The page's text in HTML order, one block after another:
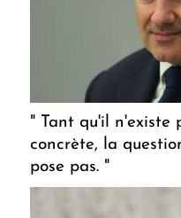
" Tant qu'il n'existe
concrète, la
pose pas. "